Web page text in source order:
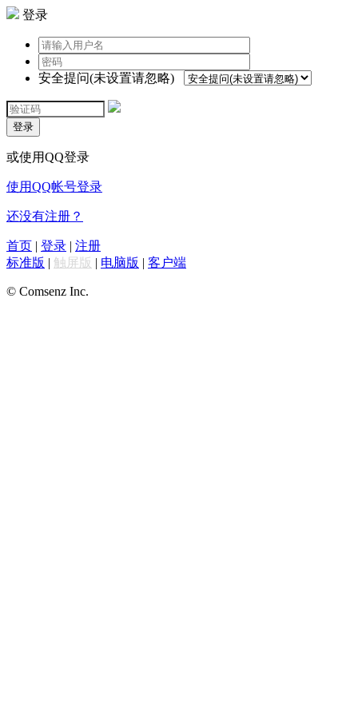
登录
安全提问(未设置请忽略)
登录
或使用QQ登录
使用QQ帐号登录
还没有注册？
首页 | 登录 | 注册
标准版 | 触屏版 | 电脑版 | 客户端
© Comsenz Inc.